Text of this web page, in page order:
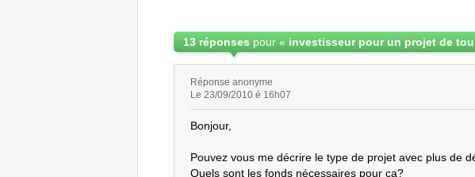
13 réponses pour «
Réponse anonyme
Le 23/09/2010 é 16h07
Bonjour,
Pouvez vous me décrire le type de projet avec plus de
Quels sont les fonds nécessaires pour ça?